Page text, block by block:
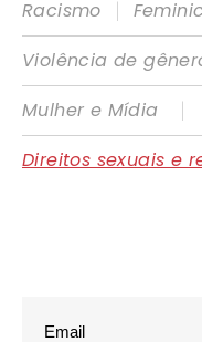
Racismo
|
Violência de
Mulher e Mídia
|
Direitos sexuais e